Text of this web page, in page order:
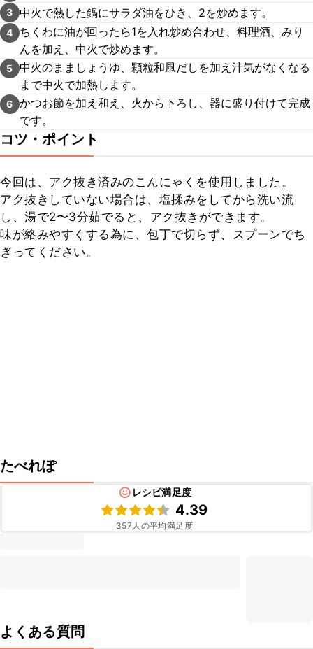
3 中火で熱した鍋にサラダ油をひき、2を炒めます。
4
ちくわに油が回ったら1を入れ炒め合わせ、料理酒、みり
んを加え、中火で炒めます。
5 中火のまましょうゆ、顆粒和風だしを加え汁気がなくなる
まで中火で加熱します。
6 かつお節を加え和え、火から下ろし、器に盛り付けて完成
です。
コツ・ポイント
今回は、アク抜き済みのこんにゃくを使用しました。
アク抜きしていない場合は、塩揉みをしてから洗い流
し、湯で2〜3分茹でると、アク抜きができます。
味が絡みやすくする為に、包丁で切らず、スプーンでち
ぎってください。
たべれぽ
レシピ満足度
4.39
357 人の平均満足度
よくある質問